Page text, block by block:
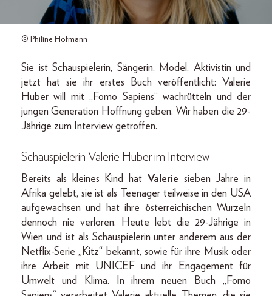
© Philine Hofmann
Sie ist Schauspielerin, Sängerin, Model, Aktivistin und
jetzt hat sie ihr erstes Buch veröffentlicht: Valerie
Huber will mit „Fomo Sapiens“ wachrütteln und der
jungen Generation Hoffnung geben. Wir haben die 29-
Jährige zum Interview getroffen.
Schauspielerin Valerie Huber im Interview
Bereits als kleines Kind hat Valerie sieben Jahre in
Afrika gelebt, sie ist als Teenager teilweise in den USA
aufgewachsen und hat ihre österreichischen Wurzeln
dennoch nie verloren. Heute lebt die 29-Jährige in
Wien und ist als Schauspielerin unter anderem aus der
Netflix-Serie „Kitz“ bekannt, sowie für ihre Musik oder
ihre Arbeit mit UNICEF und ihr Engagement für
Umwelt und Klima. In ihrem neuen Buch „Fomo